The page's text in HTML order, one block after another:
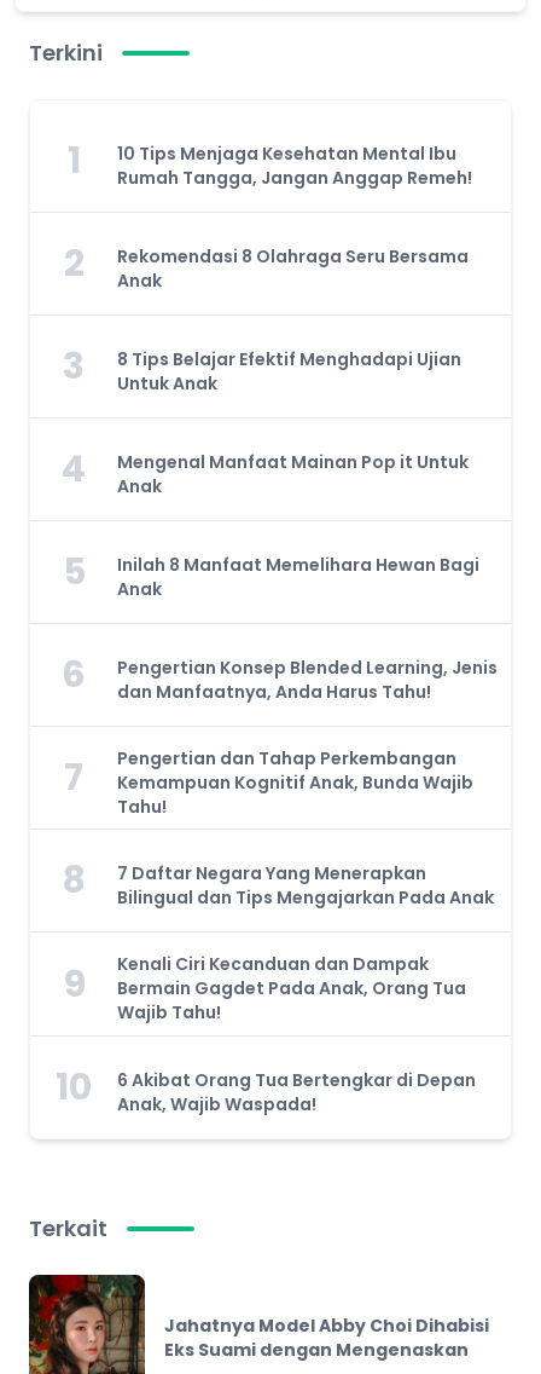
Terkini
1
10 Tips Menjaga Kesehatan Mental Ibu
Rumah Tangga, Jangan Anggap Remeh!
2
Rekomendasi 8 Olahraga Seru Bersama
Anak
3
8 Tips Belajar Efektif Menghadapi Ujian
Untuk Anak
4
Mengenal Manfaat Mainan Pop it Untuk
Anak
5
Inilah 8 Manfaat Memelihara Hewan Bagi
Anak
6
Pengertian Konsep Blended Learning, Jenis
dan Manfaatnya, Anda Harus Tahu!
7
Pengertian dan Tahap Perkembangan
Kemampuan Kognitif Anak, Bunda Wajib
Tahu!
8
7 Daftar Negara Yang Menerapkan
Bilingual dan Tips Mengajarkan Pada Anak
9
Kenali Ciri Kecanduan dan Dampak
Bermain Gagdet Pada Anak, Orang Tua
Wajib Tahu!
10
6 Akibat Orang Tua Bertengkar di Depan
Anak, Wajib Waspada!
Terkait
Jahatnya Model Abby Choi Dihabisi
Eks Suami dengan Mengenaskan